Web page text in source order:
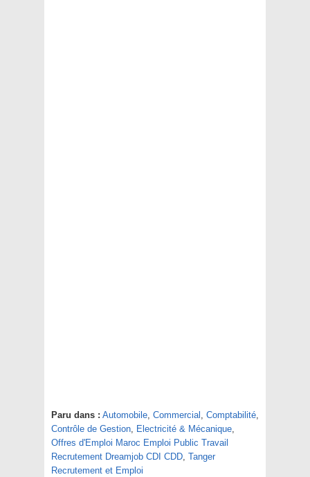
Paru dans : Automobile, Commercial , Comptabilité,
Contrôle de Gestion, Electricité & Mécanique,
Offres d'Emploi Maroc Emploi Public Travail
Recrutement Dreamjob CDI CDD, Tanger
Recrutement et Emploi